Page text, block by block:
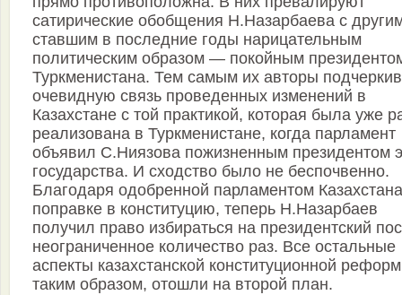
сатирические обобщения Н.Назарбаева с
ставшим в последние годы нарицательным
политическим образом — покойным
Туркменистана. Тем самым их авторы
очевидную связь проведенных изменений в
Казахстане с той практикой, которая была уже
реализована в Туркменистане, когда парламент
объявил С.Ниязова пожизненным президентом
государства. И сходство было не беспочвенно.
Благодаря одобренной парламентом Казахстана
поправке в конституцию, теперь Н.Назарбаев
получил право избираться на президентский
неограниченное количество раз. Все остальные
аспекты казахстанской конституционной
таким образом, отошли на второй план.